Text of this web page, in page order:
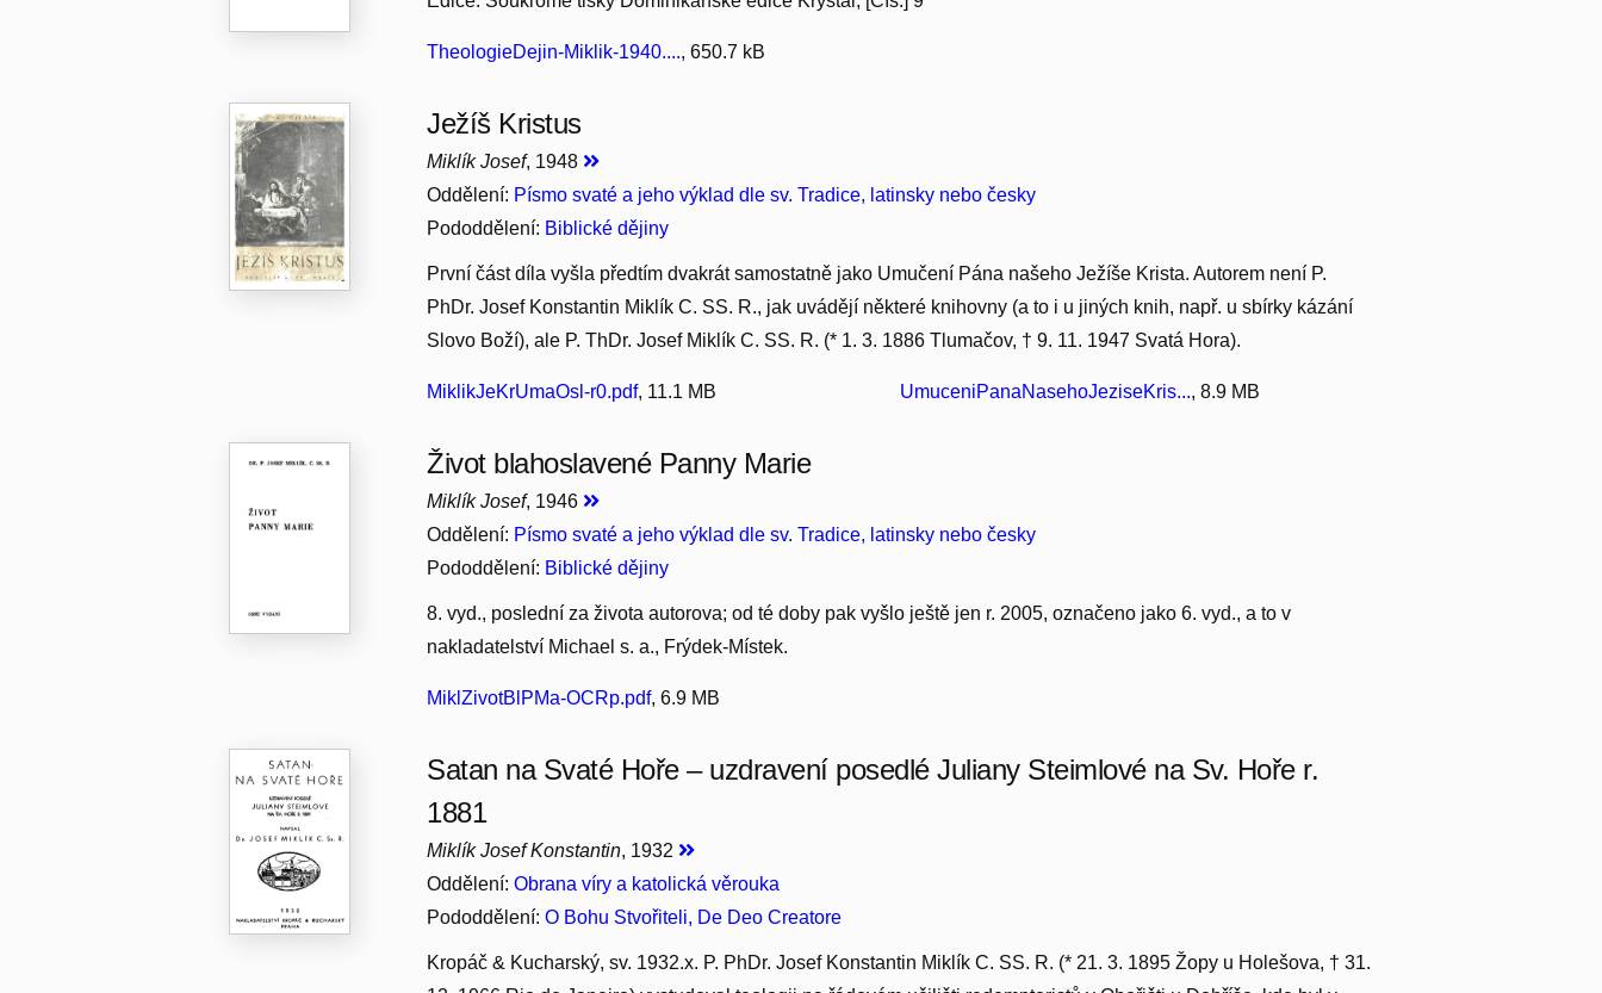
TheologieDejin-Miklik-1940...., 650.7 kB
Ježíš Kristus
Miklík Josef, 1948
Oddělení: Písmo svaté a jeho výklad dle sv. Tradice, latinsky nebo česky
Pododdělení: Biblické dějiny
První část díla vyšla předtím dvakrát samostatně jako Umučení Pána našeho Ježíše Krista. Autorem není P.
PhDr. Josef Konstantin Miklík C. SS. R., jak uvádějí některé knihovny (a to i u jiných knih, např. u sbírky kázání
Slovo Boží), ale P. ThDr. Josef Miklík C. SS. R. (* 1. 3. 1886 Tlumačov, † 9. 11. 1947 Svatá Hora).
MiklikJeKrUmaOsl-r0.pdf, 11.1 MB UmuceniPanaNasehoJeziseKris..., 8.9 MB
Život blahoslavené Panny Marie
Miklík Josef, 1946
Oddělení: Písmo svaté a jeho výklad dle sv. Tradice, latinsky nebo česky
Pododdělení: Biblické dějiny
8. vyd., poslední za života autorova; od té doby pak vyšlo ještě jen r. 2005, označeno jako 6. vyd., a to v
nakladatelství Michael s. a., Frýdek-Místek.
MiklZivotBlPMa-OCRp.pdf, 6.9 MB
Satan na Svaté Hoře – uzdravení posedlé Juliany Steimlové na Sv. Hoře r.
1881
Miklík Josef Konstantin, 1932
Oddělení:Obrana víry a katolická věrouka
Pododdělení:O Bohu Stvořiteli, De Deo Creatore
Kropáč & Kucharský, sv. 1932.x. P. PhDr. Josef Konstantin Miklík C. SS. R. (* 21. 3. 1895 Žopy u Holešova, † 31.